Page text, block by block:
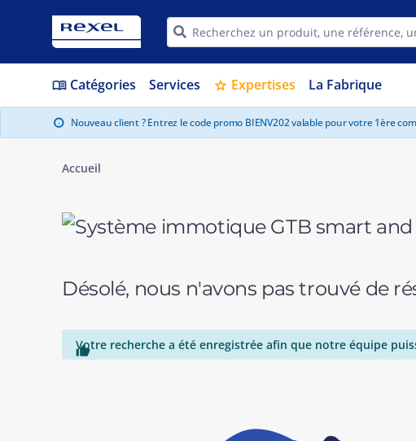
menu_book Catégories Services star Expertises La Fabrique
info Nouveau client ? Entrez le code promo BIENV202 valable pour votre 1ère
Accueil
Désolé, nous n'avons pas trouvé de

Votre recherche a été enregistrée afin que notre équipe